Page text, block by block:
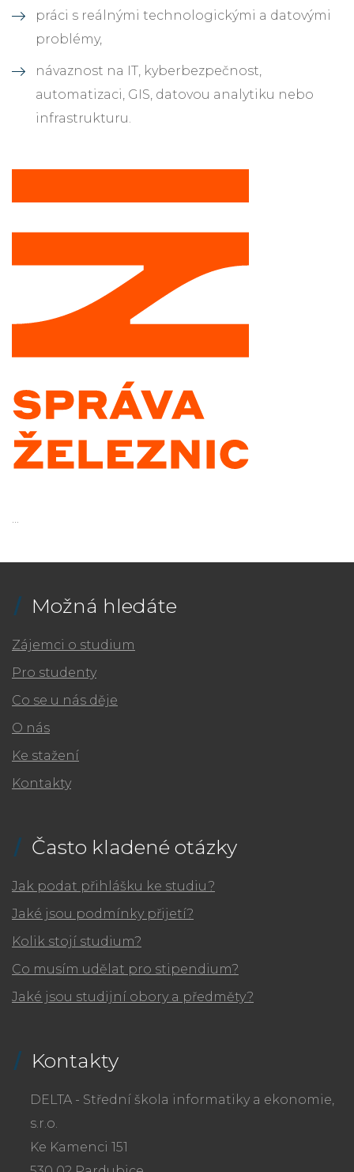
práci s reálnými technologickými a datovými
problémy,
návaznost na IT, kyberbezpečnost,
automatizaci, GIS, datovou analytiku nebo
infrastrukturu.
...
Možná hledáte
Zájemci o studium
Pro studenty
Co se u nás děje
O nás
Ke stažení
Kontakty
Často kladené otázky
Jak podat přihlášku ke studiu?
Jaké jsou podmínky přijetí?
Kolik stojí studium?
Co musím udělat pro stipendium?
Jaké jsou studijní obory a předměty?
Kontakty
DELTA - Střední škola informatiky a ekonomie,
s.r.o.
Ke Kamenci 151